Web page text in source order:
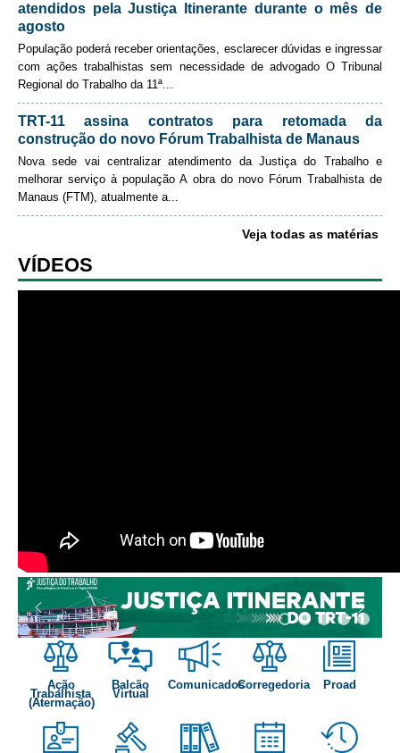
Governança
Governança de TI
Gestão Estratégica
Rede de Governança Colaborativa
Laboratório de Inovação
Assessoria de Governança de Gestão de Pessoas
Biblioteca
Serviços
Ação Trabalhista (Atermação)
Atermação On-line - Interior de Roraima
Atermação On-line - Interior do Amazonas
Agendamento de Reclamação Verbal
Glossário
Consulta de Pautas
atendidos pela Justiça Itinerante durante o mês de
agosto
População poderá receber orientações, esclarecer dúvidas e ingressar
com ações trabalhistas sem necessidade de advogadoO Tribunal
Regional do Trabalho da 11ª...
TRT-11 assina contratos para retomada da
construção do novo Fórum Trabalhista de Manaus
Nova sede vai centralizar atendimento da Justiça do Trabalho e
melhorar serviço à população A obra do novo Fórum Trabalhista de
Manaus (FTM), atualmente a...
Veja todas as matérias
VÍDEOS
itinerancia agosto
Ação
Trabalhista
(Atermação)
Balcão
Virtual
ComunicadosCorregedoria Proad